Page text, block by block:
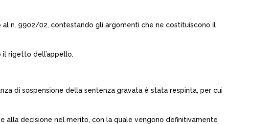
n. 9902/02, contestando gli argomenti che ne costituiscono il
il rigetto dell’appello.
di sospensione della sentenza gravata è stata respinta, per cui
alla decisione nel merito, con la quale vengono definitivamente